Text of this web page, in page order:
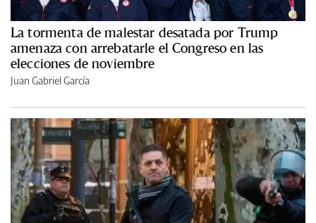
La tormenta de malestar desatada por Trump
amenaza con arrebatarle el Congreso en las
elecciones de noviembre
Juan Gabriel García